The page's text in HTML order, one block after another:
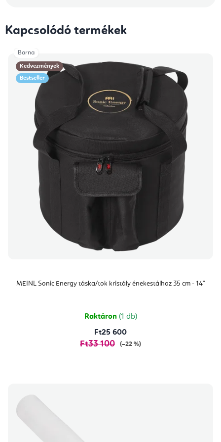
Kapcsolódó termékek
Kedvezmények
Bestseller
MEINL Sonic Energy táska/tok kristály énekestálhoz 35 cm - 14"
Raktáron (1 db)
Ft25 600
Ft33 100 (–22 %)
Barna